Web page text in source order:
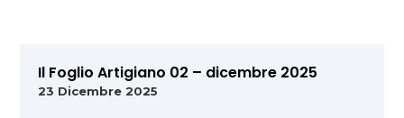
Il Foglio Artigiano 02 – dicembre 2025
23 Dicembre 2025